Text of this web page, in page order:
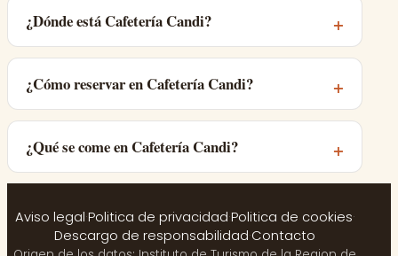
¿Dónde está Cafetería Candi?
¿Cómo reservar en Cafetería Candi?
¿Qué se come en Cafetería Candi?
Aviso legal·Politica de privacidad·Politica de cookies·
Descargo de responsabilidad·Contacto